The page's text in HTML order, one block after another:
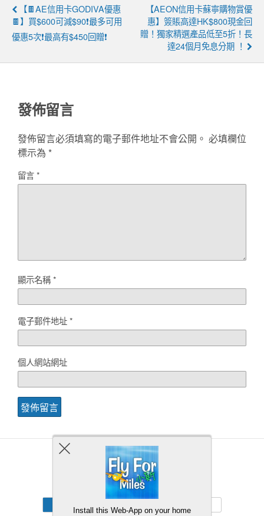
【🍫AE信用卡GODIVA優惠
🍫】買$600可減$90❗最多可用
優惠5次❗最高有$450回贈❗
【AEON信用卡蘇寧購物賞優
惠】簽賬高達HK$800現金回
贈！獨家精選產品低至5折！長
達24個月免息分期 ！
發佈留言
發佈留言必須填寫的電子郵件地址不會公開。 必填欄位
標示為 *
留言*
顯示名稱*
電子郵件地址*
個人網站網址
Back to top
Install this Web-App on your home